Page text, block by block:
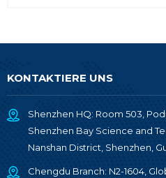
KONTAKTIERE UNS
Shenzhen HQ: Room 503,
Shenzhen Bay Science and
Nanshan District, Shenzhen,
Chengdu Branch: N2-1604,